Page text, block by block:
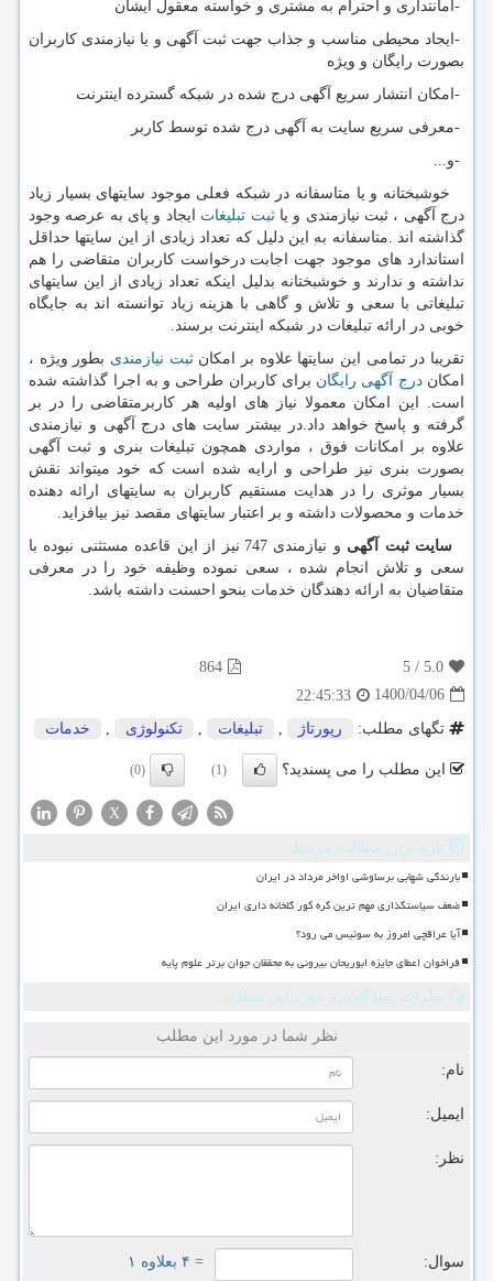
- امانتداری و احترام به مشتری و خواسته معقول ایشان
- ایجاد محیطی مناسب و جذاب جهت ثبت آگهی و یا نیازمندی کاربران
بصورت رایگان و ویژه
- امکان انتشار سریع آگهی درج شده در شبکه گسترده اینترنت
-معرفی سریع سایت به آگهی درج شده توسط کاربر
-و...
خوشبختانه و یا متاسفانه در شبکه فعلی موجود سایتهای بسیار زیاد
درج آگهی ، ثبت نیازمندی و یاثبت تبلیغات ایجاد و پای به عرصه وجود
گذاشته اند .متاسفانه به این دلیل که تعداد زیادی از این سایتها حداقل
استاندارد های موجود جهت اجابت درخواست کاربران متقاضی را هم
نداشته و ندارند و خوشبختانه بدلیل اینکه تعداد زیادی از این سایتهای
تبلیغاتی با سعی و تلاش و گاهی با هزینه زیاد توانسته اند به جایگاه
خوبی در ارائه تبلیغات در شبکه اینترنت برسند.
تقریبا در تمامی این سایتها علاوه بر امکانثبت نیازمندی بطور ویژه ،
امکاندرج آگهی رایگان برای کاربران طراحی و به اجرا گذاشته شده
است. این امکان معمولا نیاز های اولیه هر کاربرمتقاضی را در بر
گرفته و پاسخ خواهد داد.در بیشتر سایت های درج آگهی و نیازمندی
علاوه بر امکانات فوق ، مواردی همچون تبلیغات بنری و ثبت آگهی
بصورت بنری نیز طراحی و ارایه شده است که خود میتواند نقش
بسیار موثری را در هدایت مستقیم کاربران به سایتهای ارائه دهنده
خدمات و محصولات داشته و بر اعتبار سایتهای مقصد نیز بیافزاید.
سایت ثبت آگهی
و نیازمندی 747 نیز از این قاعده مستثنی نبوده با
سعی و تلاش انجام شده ، سعی نموده وظیفه خود را در معرفی
متقاضیان به ارائه دهندگان خدمات بنحو احسنت داشته باشد.
5.0
/
5
864
1400/04/06
22:45:33
تگهای مطلب:
رپورتاژ تبلیغات تكنولوژی خدمات
این مطلب را می پسندید؟ (1)
(0)
X
تازه ترین مطالب مرتبط
بارندگی شهابی برساوشی اواخر مرداد در ایران
ضعف سیاستگذاری مهم ترین گره کور گلخانه داری ایران
آیا عراقچی امروز به سوئیس می رود؟
فراخوان اعطای جایزه ابوریحان بیرونی به محققان جوان برتر علوم پایه
نظرات بینندگان در مورد این مطلب
نظر شما در مورد این مطلب
نام:
ایمیل:
نظر:
سوال: = ۴ بعلاوه ۱